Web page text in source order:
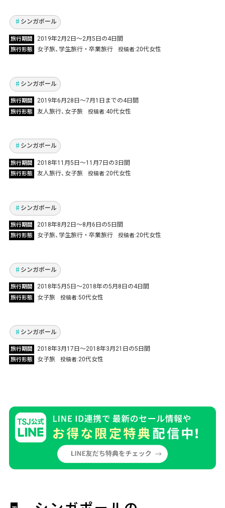
Vol.344
シンガポール
旅行期間 2019年2月2日～2月5日の4日間
旅行形態 女子旅 学生旅行・卒業旅行 投稿者 20代女性
Vol.341
学生時代の友人と「マリーナベイサンズ」に滞
シンガポール
旅行期間 2019年6月28日～7月1日までの4日間
旅行形態 友人旅行 女子旅 投稿者 40代女性
Vol.167
旅行で病気が治った!?短期間でも充実した内容
シンガポール
旅行期間 2018年11⽉5⽇～11⽉7⽇の3日間
旅行形態 友人旅行 女子旅 投稿者 20代女性
Vol.78
卒業旅行でシンガポールへ！食べ歩き・夜景・
シンガポール
旅行期間 2018年8月2日～8月6日の5日間
旅行形態 女子旅 学生旅行・卒業旅行 投稿者 20代女性
Vol.46
仲良しの友達とシンガポール旅行 キャーキャー
シンガポール
旅行期間 2018年5月5日〜2018年の5月8日の4日間
旅行形態 女子旅 投稿者 50代女性
Vol.31
いつも日本で遊ぶ友人とのシンガポール旅行！
シンガポール
旅行期間 2018年3月17日〜2018年3月21日の5日間
旅行形態 女子旅 投稿者 20代女性